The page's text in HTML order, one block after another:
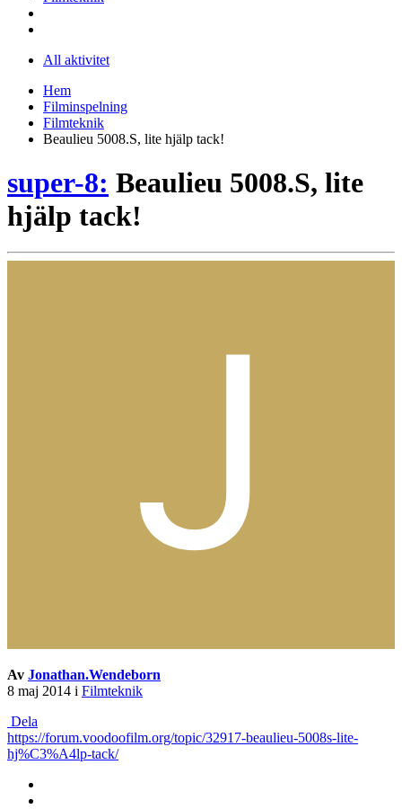
All aktivitet
Hem
Filminspelning
Filmteknik
Beaulieu 5008.S, lite hjälp tack!
super-8: Beaulieu 5008.S, lite
hjälp tack!
Av Jonathan.Wendeborn
8 maj 2014 i Filmteknik
Dela
https://forum.voodoofilm.org/topic/32917-beaulieu-5008s-lite-
hj%C3%A4lp-tack/